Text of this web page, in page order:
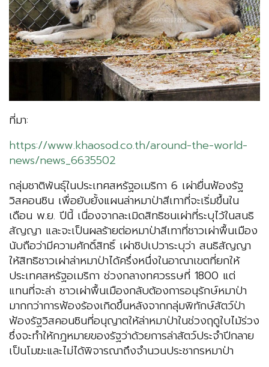
ที่มา:
https://www.khaosod.co.th/around-the-world-
news/news_6635502
กลุ่มชาติพันธุ์ในประเทศสหรัฐอเมริกา 6 เผ่ายื่นฟ้องรัฐ
วิสคอนซิน เพื่อยับยั้งแผนล่าหมาป่าสีเทาที่จะเริ่มขึ้นใน
เดือน พ.ย. ปีนี้ เนื่องจากละเมิดสิทธิชนเผ่าที่ระบุไว้ในสนธิ
สัญญา และจะเป็นผลร้ายต่อหมาป่าสีเทาที่ชาวเผ่าพื้นเมือง
นับถือว่ามีความศักดิ์สิทธิ์ เผ่าชิปเปวาระบุว่า สนธิสัญญา
ให้สิทธิชาวเผ่าล่าหมาป่าได้ครึ่งหนึ่งในอาณาเขตที่ยกให้
ประเทศสหรัฐอเมริกา ช่วงกลางทศวรรษที่ 1800 แต่
แทนที่จะล่า ชาวเผ่าพื้นเมืองกลับต้องการอนุรักษ์หมาป่า
มากกว่าการฟ้องร้องเกิดขึ้นหลังจากกลุ่มพิทักษ์สัตว์ป่า
ฟ้องรัฐวิสคอนซินที่อนุญาตให้ล่าหมาป่าในช่วงฤดูใบไม้ร่วง
ซึ่งจะทำให้กฎหมายของรัฐว่าด้วยการล่าสัตว์ประจำปีกลาย
เป็นโมฆะและไม่ได้พิจารณาถึงจำนวนประชากรหมาป่า